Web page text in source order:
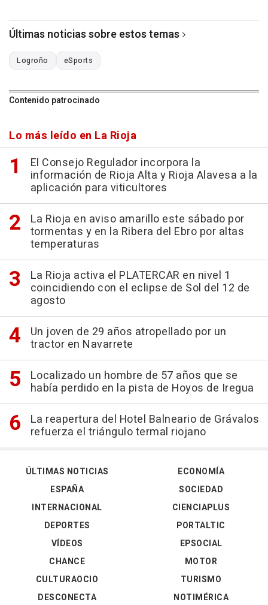
Últimas noticias sobre estos temas
Logroño eSports
Contenido patrocinado
Lo más leído en La Rioja
El Consejo Regulador incorpora la
información de Rioja Alta y Rioja Alavesa a la
aplicación para viticultores
La Rioja en aviso amarillo este sábado por
tormentas y en la Ribera del Ebro por altas
temperaturas
La Rioja activa el PLATERCAR en nivel 1
coincidiendo con el eclipse de Sol del 12 de
agosto
Un joven de 29 años atropellado por un
tractor en Navarrete
Localizado un hombre de 57 años que se
había perdido en la pista de Hoyos de Iregua
La reapertura del Hotel Balneario de Grávalos
refuerza el triángulo termal riojano
ÚLTIMAS NOTICIAS
ESPAÑA
INTERNACIONAL
DEPORTES
VÍDEOS
ECONOMÍA
SOCIEDAD
CIENCIAPLUS
PORTALTIC
EPSOCIAL
CHANCE
CULTURAOCIO
DESCONECTA
MOTOR
TURISMO
NOTIMÉRICA